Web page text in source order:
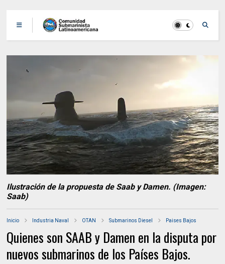
Ilustración de la propuesta de Saab y Damen. (Imagen:
Saab)
Inicio Industria Naval OTAN Submarinos Diesel Paises Bajos
Quienes son SAAB y Damen en la disputa por
nuevos submarinos de los Países Bajos.